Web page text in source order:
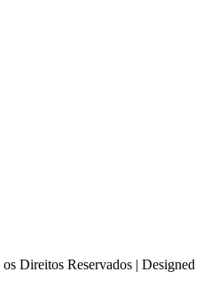
Direitos Reservados | Designed